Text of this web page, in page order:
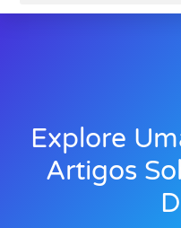
Explore
Artigos